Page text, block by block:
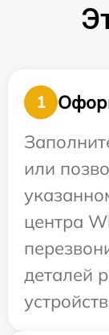
1
или
центра
деталей